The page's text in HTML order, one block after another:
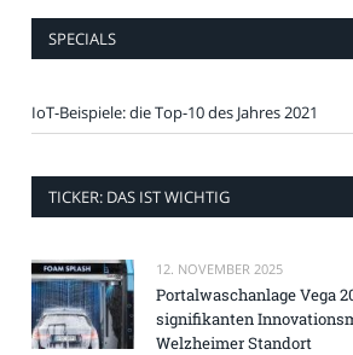
SPECIALS
IoT-Beispiele: die Top-10 des Jahres 2021
TICKER: DAS IST WICHTIG
12. NOVEMBER 2025
Portalwaschanlage Vega
signifikanten
Welzheimer Standort